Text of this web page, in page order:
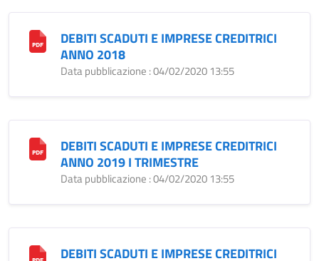
DEBITI SCADUTI E IMPRESE CREDITRICI
ANNO 2018
Data pubblicazione : 04/02/2020 13:55
DEBITI SCADUTI E IMPRESE CREDITRICI
ANNO 2019 I TRIMESTRE
Data pubblicazione : 04/02/2020 13:55
DEBITI SCADUTI E IMPRESE CREDITRICI